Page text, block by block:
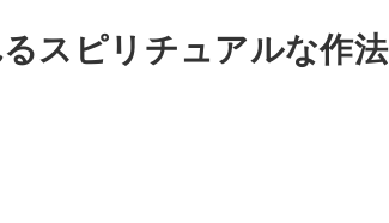
スピリチュアルな作法